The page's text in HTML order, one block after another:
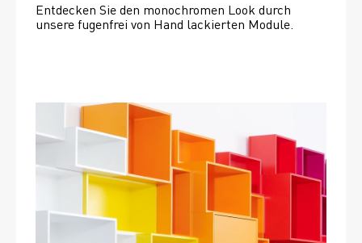
Entdecken Sie den monochromen Look durch
unsere fugenfrei von Hand lackierten Module.